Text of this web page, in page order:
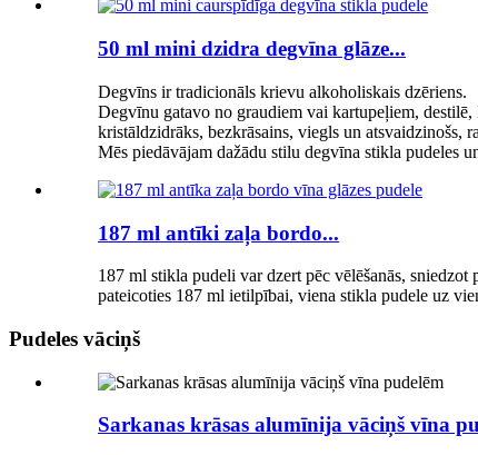
50 ml mini dzidra degvīna glāze...
Degvīns ir tradicionāls krievu alkoholiskais dzēriens.
Degvīnu gatavo no graudiem vai kartupeļiem,
kristāldzidrāks, bezkrāsains, viegls un atsvaidzinošs,
Mēs piedāvājam dažādu stilu degvīna stikla pudeles
187 ml antīki zaļa bordo...
187 ml stikla pudeli var dzert pēc vēlēšanās,
pateicoties 187 ml ietilpībai, viena stikla pudele uz
Pudeles vāciņš
Sarkanas krāsas alumīnija vāciņš vīna